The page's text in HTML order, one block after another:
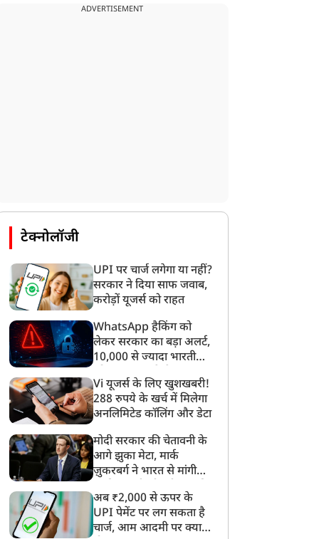
ADVERTISEMENT
टेक्नोलॉजी
UPI पर चार्ज लगेगा या नहीं?
सरकार ने दिया साफ जवाब,
करोड़ों यूजर्स को राहत
WhatsApp हैकिंग को
लेकर सरकार का बड़ा अलर्ट,
10,000 से ज्यादा भारतीयों
गया
Vi यूजर्स के लिए खुशखबरी!
288 रुपये के खर्च में मिलेगा
अनलिमिटेड कॉलिंग और डेटा
मोदी सरकार की चेतावनी के
आगे झुका मेटा, मार्क
ज़ुकरबर्ग ने भारत से मांगी
अब ₹2,000 से ऊपर के
UPI पेमेंट पर लग सकता है
चार्ज, आम आदमी पर क्या